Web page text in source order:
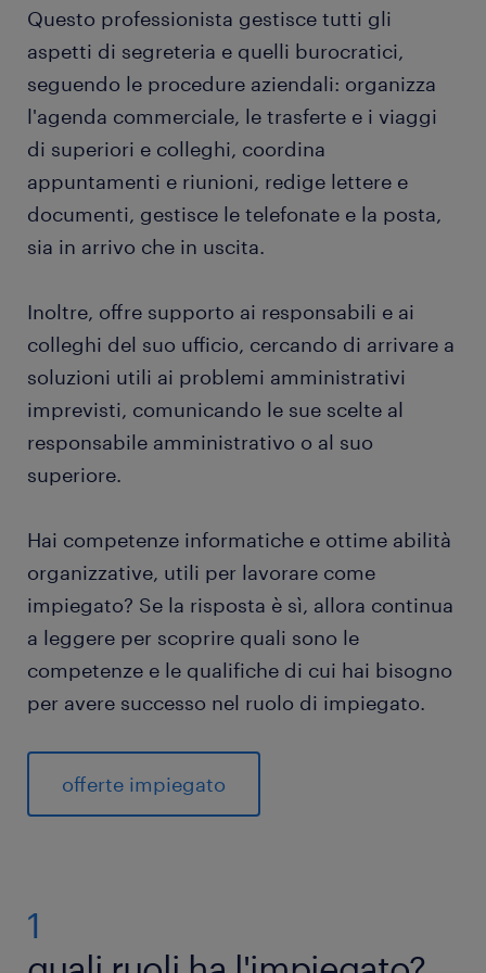
Questo professionista gestisce tutti gli
aspetti di segreteria e quelli burocratici,
seguendo le procedure aziendali: organizza
l'agenda commerciale, le trasferte e i viaggi
di superiori e colleghi, coordina
appuntamenti e riunioni, redige lettere e
documenti, gestisce le telefonate e la posta,
sia in arrivo che in uscita.
Inoltre, offre supporto ai responsabili e ai
colleghi del suo ufficio, cercando di arrivare a
soluzioni utili ai problemi amministrativi
imprevisti, comunicando le sue scelte al
responsabile amministrativo o al suo
superiore.
Hai competenze informatiche e ottime abilità
organizzative, utili per lavorare come
impiegato? Se la risposta è sì, allora continua
a leggere per scoprire quali sono le
competenze e le qualifiche di cui hai bisogno
per avere successo nel ruolo di impiegato.
offerte impiegato
1